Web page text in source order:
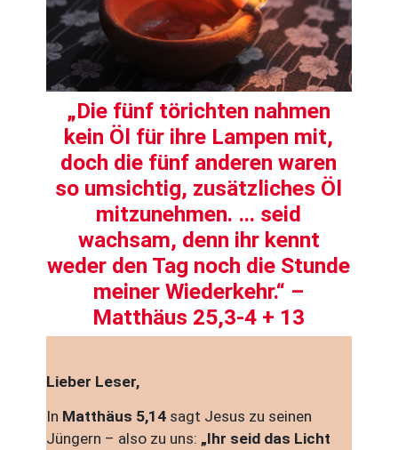
„Die fünf törichten nahmen
kein Öl für ihre Lampen mit,
doch die fünf anderen waren
so umsichtig, zusätzliches Öl
mitzunehmen. … seid
wachsam, denn ihr kennt
weder den Tag noch die Stunde
meiner Wiederkehr.“ –
Matthäus 25,3-4 + 13
Lieber Leser,
In Matthäus 5,14 sagt Jesus zu seinen
Jüngern – also zu uns: „Ihr seid das Licht